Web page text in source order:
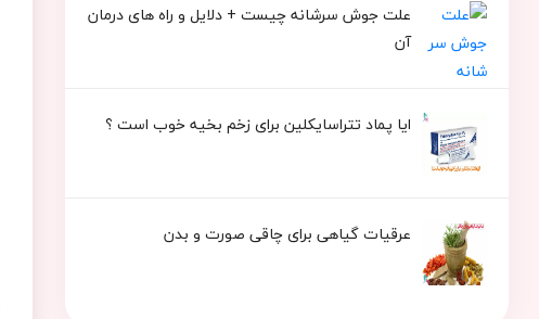
علت جوش سرشانه چیست + دلایل و راه های درمان
آن
ایا پماد تتراسایکلین برای زخم بخیه خوب است ؟
عرقیات گیاهی برای چاقی صورت و بدن